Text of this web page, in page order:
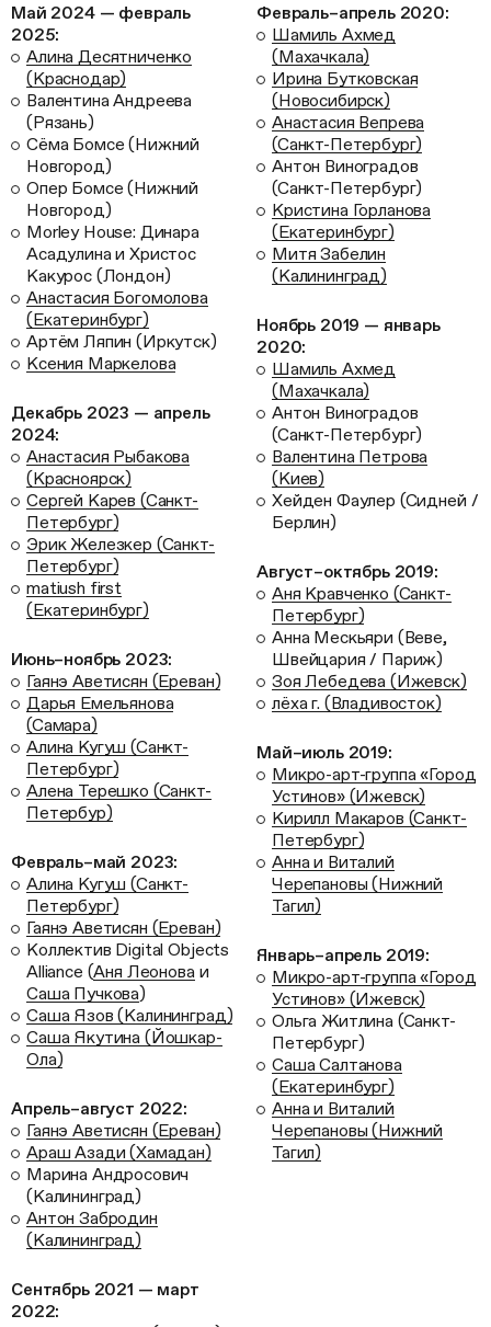
Май 2024 — февраль
2025:
Алина Десятниченко
(Краснодар)
Валентина Андреева
(Рязань)
Сёма Бомсе (Нижний
Новгород)
Опер Бомсе (Нижний
Новгород)
Morley House: Динара
Асадулина и Христос
Какурос (Лондон)
Анастасия Богомолова
(Екатеринбург)
Артём Ляпин (Иркутск)
Ксения Маркелова
Декабрь 2023 — апрель
2024:
Анастасия Рыбакова
(Красноярск)
Сергей Карев (Санкт-
Петербург)
Эрик Железкер (Санкт-
Петербург)
matiush first
(Екатеринбург)
Июнь–ноябрь 2023:
Гаянэ Аветисян (Ереван)
Дарья Емельянова
(Самара)
Алина Кугуш (Санкт-
Петербург)
Алена Терешко (Санкт-
Петербур)
Февраль–май 2023:
Алина Кугуш (Санкт-
Петербург)
Гаянэ Аветисян (Ереван)
Коллектив Digital Objects
Alliance (Аня Леонова и
Саша Пучкова)
Саша Язов (Калининград)
Саша Якутина (Йошкар-
Ола)
Апрель–август 2022:
Гаянэ Аветисян (Ереван)
Араш Азади (Хамадан)
Марина Андросович
(Калининград)
Антон Забродин
(Калининград)
Сентябрь 2021 — март
2022:
Февраль–апрель 2020:
Шамиль Ахмед
(Махачкала)
Ирина Бутковская
(Новосибирск)
Анастасия Вепрева
(Санкт-Петербург)
Антон Виноградов
(Санкт-Петербург)
Кристина Горланова
(Екатеринбург)
Митя Забелин
(Калининград)
Ноябрь 2019 — январь
2020:
Шамиль Ахмед
(Махачкала)
Антон Виноградов
(Санкт-Петербург)
Валентина Петрова
(Киев)
Хейден Фаулер (Сидней /
Берлин)
Август–октябрь 2019:
Аня Кравченко (Санкт-
Петербург)
Анна Мескьяри (Веве,
Швейцария / Париж)
Зоя Лебедева (Ижевск)
лёха г. (Владивосток)
Май–июль 2019:
Микро-арт-группа «Город
Устинов» (Ижевск)
Кирилл Макаров (Санкт-
Петербург)
Анна и Виталий
Черепановы (Нижний
Тагил)
Январь–апрель 2019:
Микро-арт-группа «Город
Устинов» (Ижевск)
Ольга Житлина (Санкт-
Петербург)
Саша Салтанова
(Екатеринбург)
Анна и Виталий
Черепановы (Нижний
Тагил)